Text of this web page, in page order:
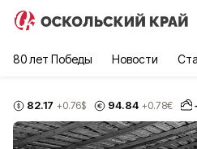
80 лет Победы Новости
82.17 +0.76$ 94.84 +0.78€